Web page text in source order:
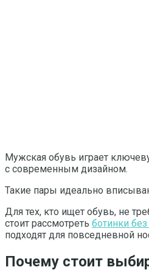
Мужская обувь играет
с современным дизайном.
Такие пары идеально
Для тех, кто ищет обувь, не
стоит рассмотреть ботинки
подходят для повседневной
Почему стоит